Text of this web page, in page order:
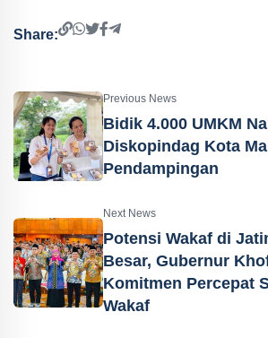
Share:
Previous News
Bidik 4.000 UMKM
Diskopindag Kota
Pendampingan
Next News
Potensi Wakaf di
Besar, Gubernur
Komitmen Percepat
Wakaf